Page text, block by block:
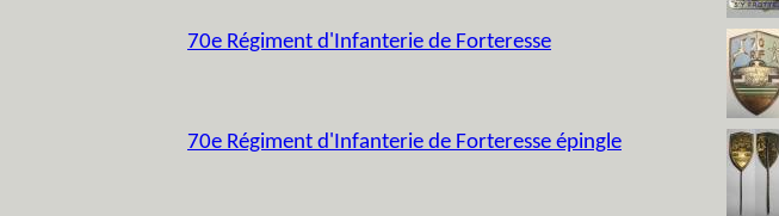
70e Régiment d'Infanterie de Forteresse
70e Régiment d'Infanterie de Forteresse épingle